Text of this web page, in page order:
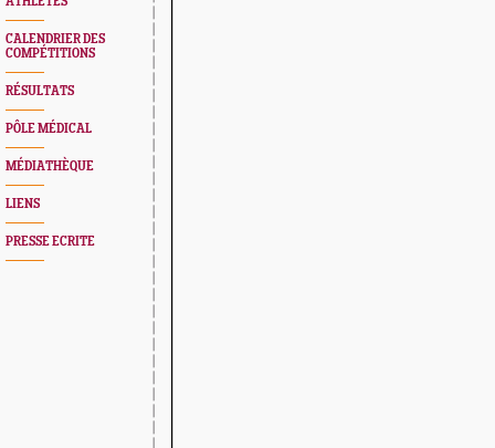
CALENDRIER DES
COMPÉTITIONS
RÉSULTATS
PÔLE MÉDICAL
MÉDIATHÈQUE
LIENS
PRESSE ECRITE